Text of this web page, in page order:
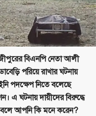
বিএনপি নেতা আলী
পরিয়ে রাখার ঘটনায়
পদক্ষেপ নিতে বলেছে
এ ঘটনায় দায়ীদের বিরুদ্ধে
বলে আপনি কি মনে করেন?